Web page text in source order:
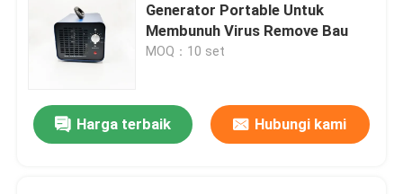
Generator Portable Untuk
Membunuh Virus Remove Bau
MOQ：10 set
Harga terbaik Hubungi kami